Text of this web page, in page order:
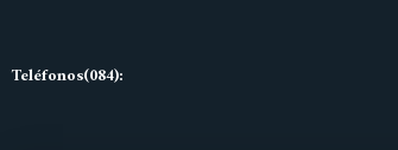
Teléfonos(084):